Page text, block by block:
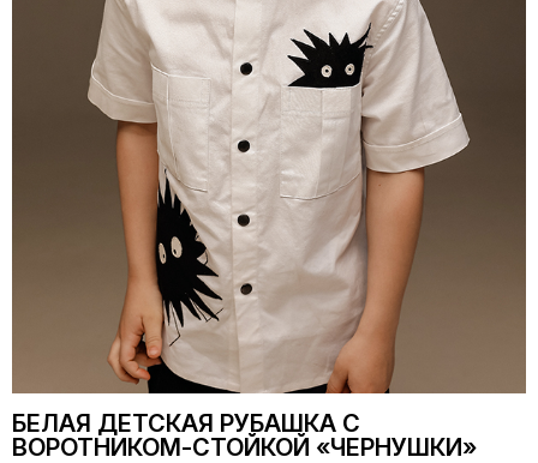
БЕЛАЯ ДЕТСКАЯ РУБАШКА С
ВОРОТНИКОМ-СТОЙКОЙ «ЧЕРНУШКИ»